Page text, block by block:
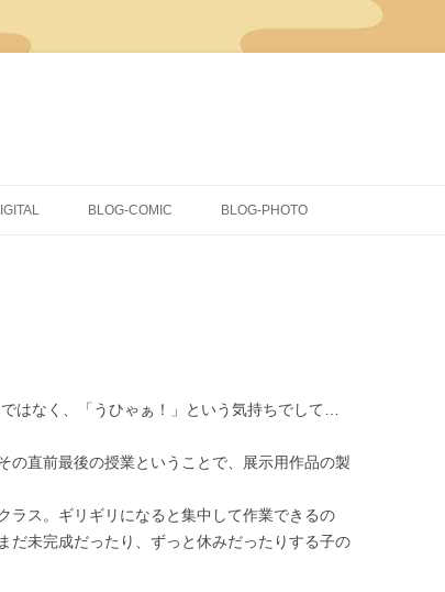
BLOG-COMIC BLOG-PHOTO
はなく、「うひゃぁ！」という気持ちでして…
の直前最後の授業ということで、展示用作品の製
ラス。ギリギリになると集中して作業できるの
だ未完成だったり、ずっと休みだったりする子の